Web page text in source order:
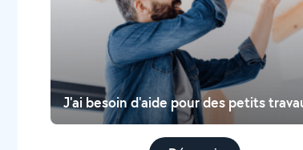
J'ai besoin d'aide pour des petits